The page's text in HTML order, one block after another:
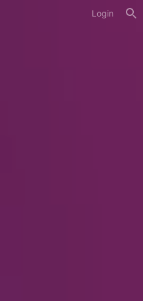
Login